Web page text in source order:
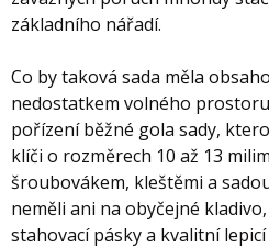
základního nářadí.
Co by taková sada měla
nedostatkem volného
pořízení běžné gola sady,
klíči o rozměrech 10 až 13
šroubovákem, kleštěmi a
neměli ani na obyčejné
stahovací pásky a kvalitní lepicí